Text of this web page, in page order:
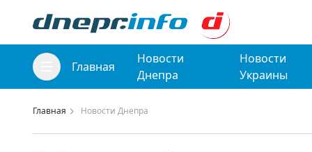
Главная
Новости
Днепра
Новости
Украины
Главная Новости Днепра